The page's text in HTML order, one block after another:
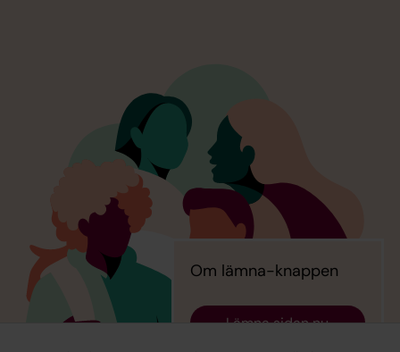
Om lämna-knappen
Lämna sidan nu